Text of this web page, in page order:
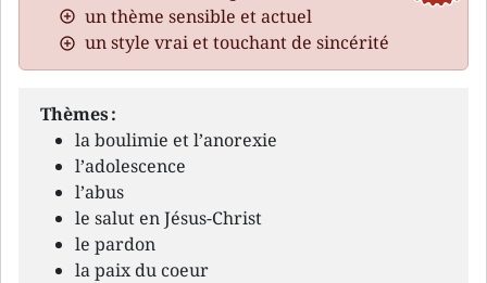
un thème sensible et actuel
un style vrai et touchant de sincérité
Thèmes :
la boulimie et l’anorexie
l’adolescence
l’abus
le salut en Jésus-Christ
le pardon
la paix du coeur